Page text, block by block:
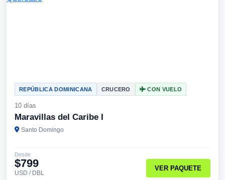
REPÚBLICA DOMINICANA CRUCERO CON VUELO
10 días
Maravillas del Caribe I
Santo Domingo
Desde
$799
USD / DBL
VER PAQUETE